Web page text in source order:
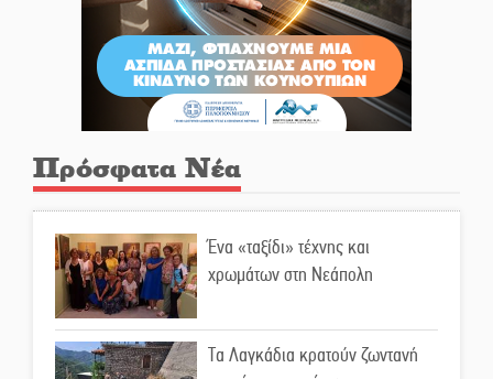
Πρόσφατα Νέα
Ένα «ταξίδι» τέχνης και
χρωμάτων στη Νεάπολη
Τα Λαγκάδια κρατούν ζωντανή